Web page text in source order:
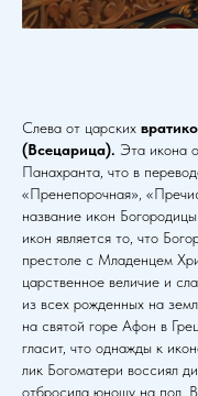
Слева от царских
(Всецарица). Эта икона
Панахранта, что в
«Пренепорочная»,
название икон
икон является то, что
престоле с Младенцем
царственное величие и
из всех рожденных на
на святой горе Афон в
гласит, что однажды к
лик Богоматери воссиял
отбросила юношу на пол.